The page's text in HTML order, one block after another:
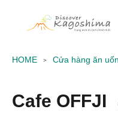
HOME Cửa hàng ăn
Cafe OFFJI